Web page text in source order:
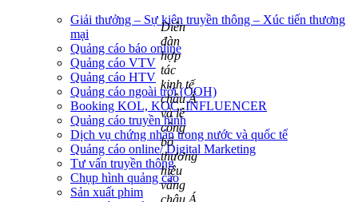
Giải thưởng – Sự kiện truyền thông – Xúc tiến thương
mại
Quảng cáo báo online
Quảng cáo VTV
Quảng cáo HTV
Quảng cáo ngoài trời (OOH)
Booking KOL, KOC, INFLUENCER
Quảng cáo truyền hình
Dịch vụ chứng nhận trong nước và quốc tế
Quảng cáo online/ Digital Marketing
Tư vấn truyền thông
Chụp hình quảng cáo
Sản xuất phim
Diễn
đàn
hợp
tác
kinh tế
châu Á
và lễ
công
bố
thương
hiệu
vàng